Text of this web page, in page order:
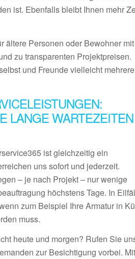
ist. Ebenfalls bleibt Ihnen mehr
ältere Personen oder Bewohner mit
zu transparenten Projektpreisen.
und Freunde vielleicht mehrere
LANGE
ist gleichzeitig ein
uns sofort und jederzeit.
– je nach Projekt – nur wenige
höchstens Tage. In
zum Beispiel Ihre Armatur in
muss.
heute und morgen? Rufen Sie
zur Besichtigung vorbei. Mit